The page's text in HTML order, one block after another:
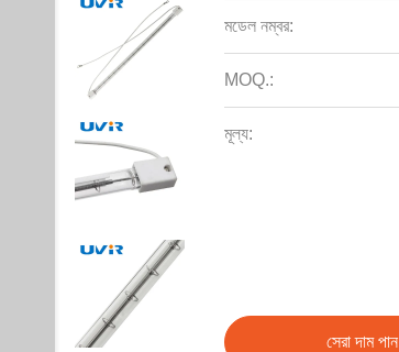
মডেল নম্বর:
MOQ.:
মূল্য:
সেরা দাম পান